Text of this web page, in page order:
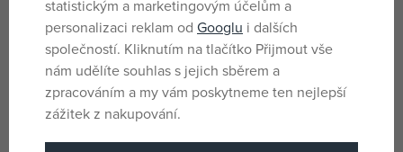
T-TOMI Svrchní kalhotky, cats
skladem
376 Kč
T-tomi Svrchní kalhotky, owls
376 Kč
statistickým a marketingovým účelům a
personalizaci reklam od Googlu i dalších
společností. Kliknutím na tlačítko Přijmout vše
nám udělíte souhlas s jejich sběrem a
zpracováním a my vám poskytneme ten nejlepší
zážitek z nakupování.